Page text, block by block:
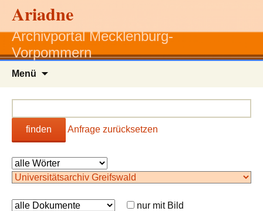
Ariadne
Archivportal Mecklenburg-
Vorpommern
Menü
finden Anfrage zurücksetzen
nur mit Bild